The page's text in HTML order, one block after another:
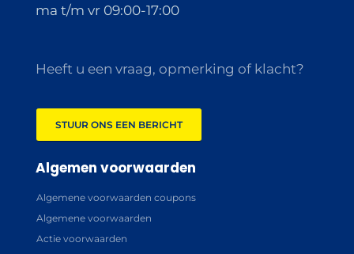
ma t/m vr 09:00-17:00
Heeft u een vraag, opmerking of klacht?
STUUR ONS EEN BERICHT
Algemen voorwaarden
Algemene voorwaarden coupons
Algemene voorwaarden
Actie voorwaarden